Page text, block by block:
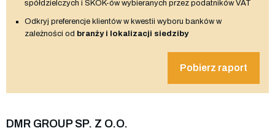
spółdzielczych i SKOK-ów wybieranych przez podatników VAT
Odkryj preferencje klientów w kwestii wyboru banków w
zależności od branży i lokalizacji siedziby
Pobierz raport
DMR GROUP SP. Z O.O.